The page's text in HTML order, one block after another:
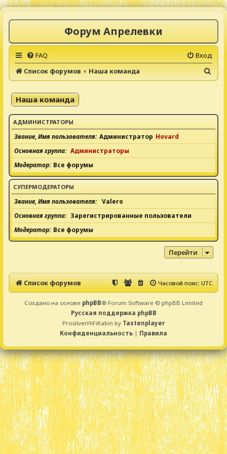
Форум Апрелевки
FAQ
Вход
Список форумов
Наша команда
о
Наша команда
АДМИНИСТРАТОРЫ
Звание, Имя пользователя Администратор Hovard
Основная группа
Администраторы
Модератор Все форумы
СУПЕРМОДЕРАТОРЫ
Звание, Имя пользователя
Valero
Основная группа
Зарегистрированные пользователи
Модератор Все форумы
Перейти
Список форумов Часовой пояс:UTC
Создано на основе phpBB® Forum Software © phpBB Limited
Русская поддержка phpBB
ProsilverHiFiKabin by Tastenplayer
Конфиденциальность | Правила